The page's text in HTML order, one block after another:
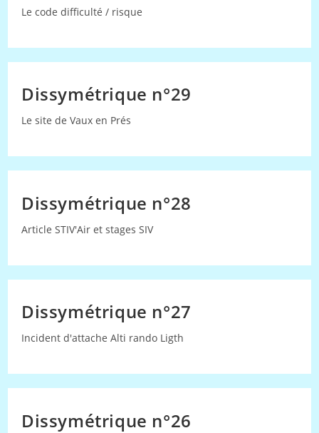
Le code difficulté / risque
Dissymétrique n°29
Le site de Vaux en Prés
Dissymétrique n°28
Article STIV'Air et stages SIV
Dissymétrique n°27
Incident d'attache Alti rando Ligth
Dissymétrique n°26